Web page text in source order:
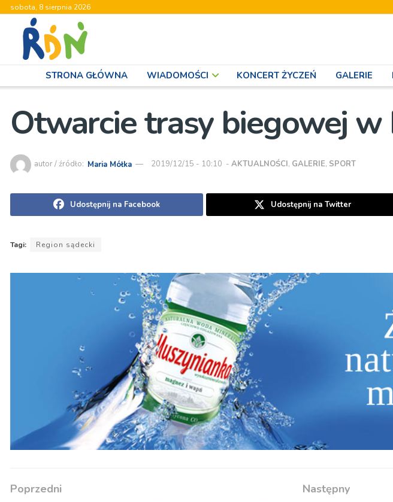
sobota, 8 sierpnia 2026
STRONA GŁÓWNA WIADOMOŚCI KONCERT ŻYCZEŃ GALERIE
Otwarcie trasy biegowej w
autor / źródło: Maria Mółka 2019/12/15 - 10:10 - AKTUALNOŚCI, GALERIE, SPORT
Udostępnij na Facebook Udostępnij na Twitter
Tagi: Region sądecki
Poprzedni Następny